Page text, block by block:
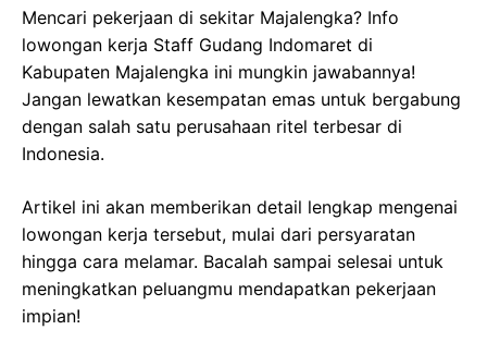
Mencari pekerjaan di sekitar Majalengka? Info
lowongan kerja Staff Gudang Indomaret di
Kabupaten Majalengka ini mungkin jawabannya!
Jangan lewatkan kesempatan emas untuk bergabung
dengan salah satu perusahaan ritel terbesar di
Indonesia.
Artikel ini akan memberikan detail lengkap mengenai
lowongan kerja tersebut, mulai dari persyaratan
hingga cara melamar. Bacalah sampai selesai untuk
meningkatkan peluangmu mendapatkan pekerjaan
impian!